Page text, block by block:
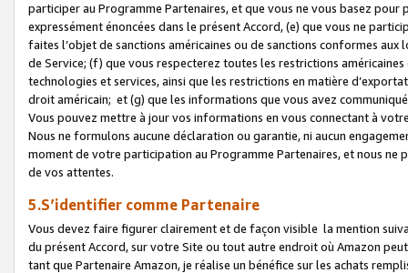
participer au Programme Partenaires, et que vous ne vous basez
expressément énoncées dans le présent Accord, (e) que vous ne
faites l’objet de sanctions américaines ou de sanctions conformes
de Service; (f) que vous respecterez toutes les restrictions
technologies et services, ainsi que les restrictions en matière
droit américain; et (g) que les informations que vous avez
Vous pouvez mettre à jour vos informations en vous connectant à
Nous ne formulons aucune déclaration ou garantie, ni aucun
moment de votre participation au Programme Partenaires, et nous
de vos attentes.
5.S’identifier comme Partenaire
Vous devez faire figurer clairement et de façon visible la mention
du présent Accord, sur votre Site ou tout autre endroit où Amazon
tant que Partenaire Amazon, je réalise un bénéfice sur les achats